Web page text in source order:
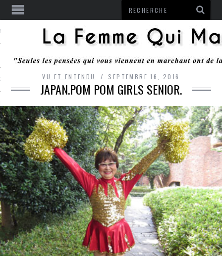
RESTER
MONROZIER
ARCACHON
VU ET ENTENDU SEPTEMBRE 16, 2016
JAPAN.POM POM GIRLS SENIOR.